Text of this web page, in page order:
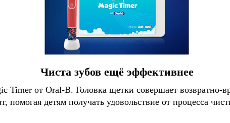
Чиста зубов ещё эффективнее
от Oral-B. Головка щетки совершает возвратно-
помогая детям получать удовольствие от процесса